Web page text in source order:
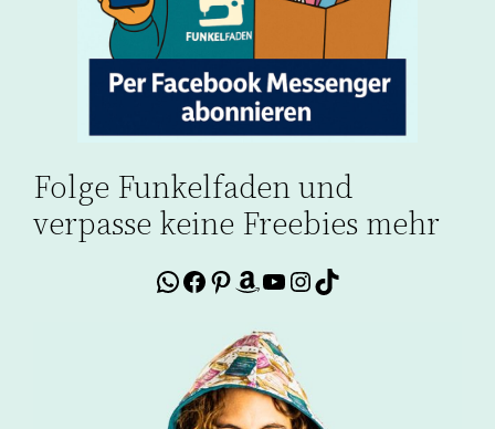
Folge Funkelfaden und
verpasse keine Freebies mehr
WhatsApp
Facebook
Pinterest
Amazon
YouTube
Instagram
TikTok